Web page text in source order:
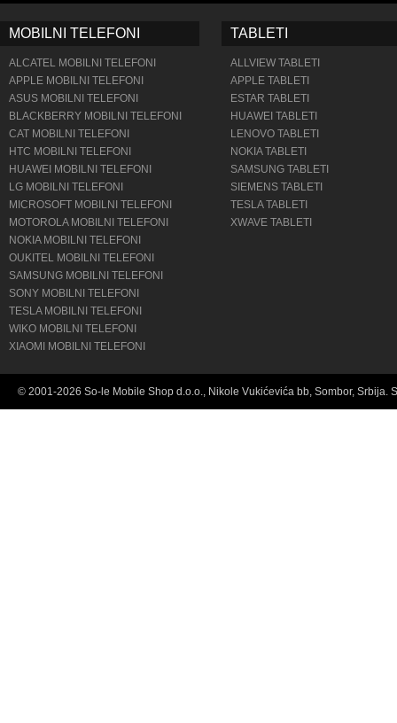
MOBILNI TELEFONI
ALCATEL MOBILNI TELEFONI
APPLE MOBILNI TELEFONI
ASUS MOBILNI TELEFONI
BLACKBERRY MOBILNI TELEFONI
CAT MOBILNI TELEFONI
HTC MOBILNI TELEFONI
HUAWEI MOBILNI TELEFONI
LG MOBILNI TELEFONI
MICROSOFT MOBILNI TELEFONI
MOTOROLA MOBILNI TELEFONI
NOKIA MOBILNI TELEFONI
OUKITEL MOBILNI TELEFONI
SAMSUNG MOBILNI TELEFONI
SONY MOBILNI TELEFONI
TESLA MOBILNI TELEFONI
WIKO MOBILNI TELEFONI
XIAOMI MOBILNI TELEFONI
TABLETI
ALLVIEW TABLETI
APPLE TABLETI
ESTAR TABLETI
HUAWEI TABLETI
LENOVO TABLETI
NOKIA TABLETI
SAMSUNG TABLETI
SIEMENS TABLETI
TESLA TABLETI
XWAVE TABLETI
© 2001-2026 So-le Mobile Shop d.o.o., Nikole Vukićevića bb, Sombor, Srbija.